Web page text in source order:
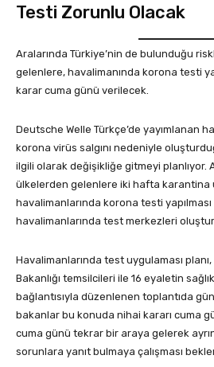
Testi Zorunlu Olacak
Aralarında Türkiye’nin de bulunduğu
gelenlere, havalimanında korona testi
karar cuma günü verilecek.
Deutsche Welle Türkçe’de yayımlanan
korona virüs salgını nedeniyle
ilgili olarak değişikliğe gitmeyi planlıyor.
ülkelerden gelenlere iki hafta karantina
havalimanlarında korona testi
havalimanlarında test merkezleri
Havalimanlarında test uygulaması
Bakanlığı temsilcileri ile 16 eyaletin
bağlantısıyla düzenlenen toplantıda
bakanlar bu konuda nihai kararı cuma
cuma günü tekrar bir araya gelerek
sorunlara yanıt bulmaya çalışması